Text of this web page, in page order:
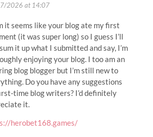
2026 at 14:07
it seems like your blog ate my first
(it was super long) so I guess I’ll
it up what I submitted and say, I’m
enjoying your blog. I too am an
blog blogger but I’m still new to
Do you have any suggestions
time blog writers? I’d definitely
it.
herobet168.games/